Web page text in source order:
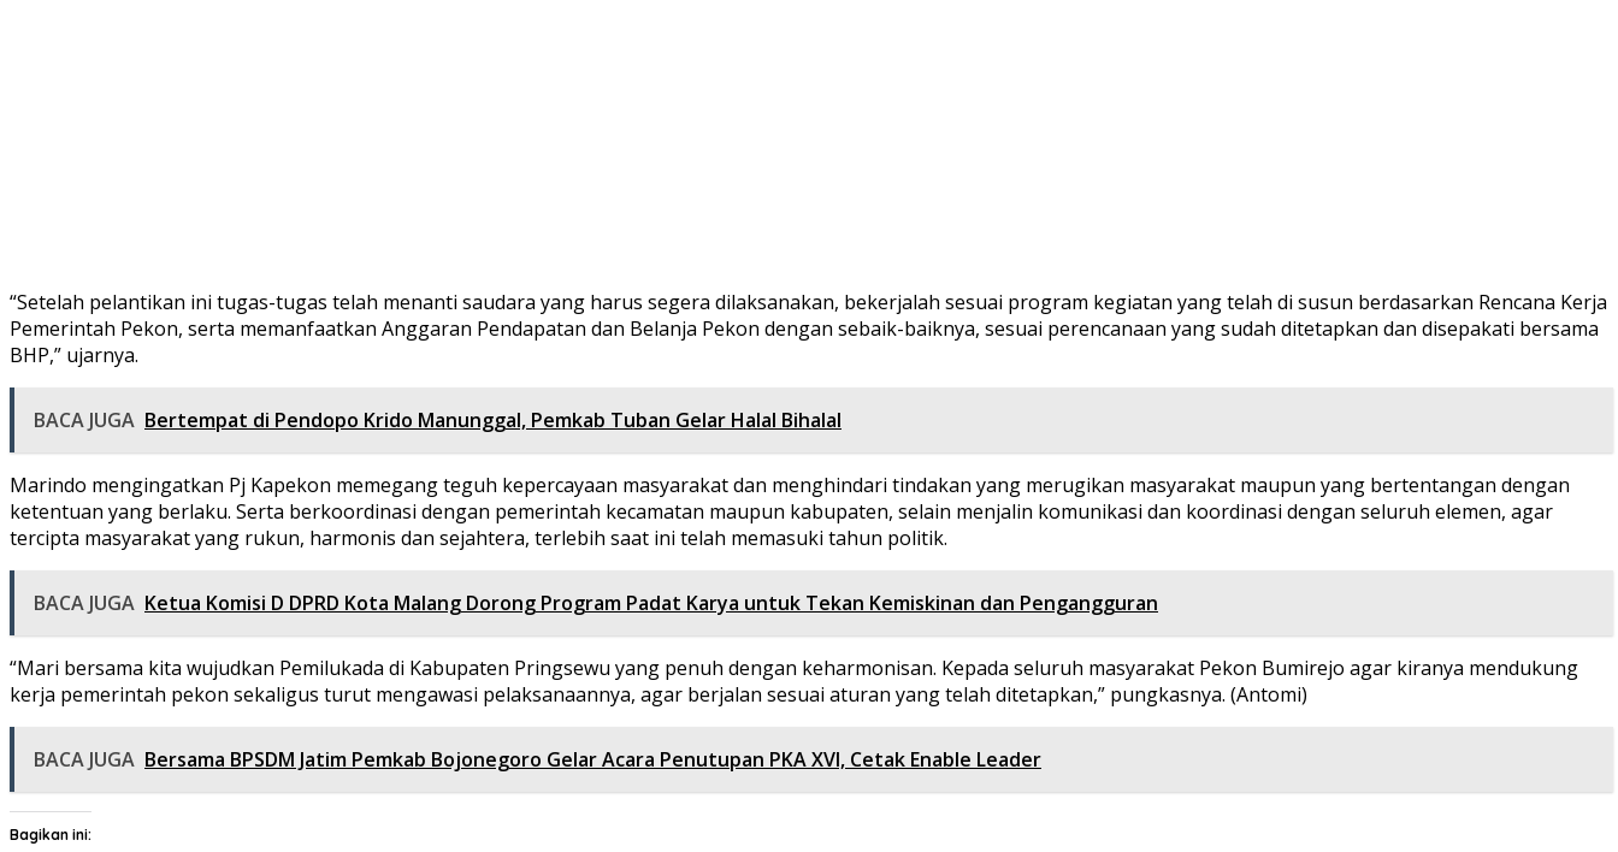
“Setelah pelantikan ini tugas-tugas telah menanti saudara yang harus segera dilaksanakan, bekerjalah sesuai program kegiatan yang telah di susun berdasarkan Rencana Kerja
Pemerintah Pekon, serta memanfaatkan Anggaran Pendapatan dan Belanja Pekon dengan sebaik-baiknya, sesuai perencanaan yang sudah ditetapkan dan disepakati bersama
BHP,” ujarnya.
BACA JUGA Bertempat di Pendopo Krido Manunggal, Pemkab Tuban Gelar Halal Bihalal
Marindo mengingatkan Pj Kapekon memegang teguh kepercayaan masyarakat dan menghindari tindakan yang merugikan masyarakat maupun yang bertentangan dengan
ketentuan yang berlaku. Serta berkoordinasi dengan pemerintah kecamatan maupun kabupaten, selain menjalin komunikasi dan koordinasi dengan seluruh elemen, agar
tercipta masyarakat yang rukun, harmonis dan sejahtera, terlebih saat ini telah memasuki tahun politik.
BACA JUGA Ketua Komisi D DPRD Kota Malang Dorong Program Padat Karya untuk Tekan Kemiskinan dan Pengangguran
“Mari bersama kita wujudkan Pemilukada di Kabupaten Pringsewu yang penuh dengan keharmonisan. Kepada seluruh masyarakat Pekon Bumirejo agar kiranya mendukung
kerja pemerintah pekon sekaligus turut mengawasi pelaksanaannya, agar berjalan sesuai aturan yang telah ditetapkan,” pungkasnya. (Antomi)
BACA JUGA Bersama BPSDM Jatim Pemkab Bojonegoro Gelar Acara Penutupan PKA XVI, Cetak Enable Leader
Bagikan ini: